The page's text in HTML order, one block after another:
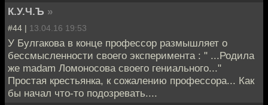
К.У.Ч.Ъ »
#44 | 13.04.16 19:53
У Булгакова в конце профессор размышляет о
бессмысленности своего эксперимента : " ...Родила
же madam Ломоносова своего гениального..."
Простая крестьянка, к сожалению профессора... Как
бы начал что-то подозревать....